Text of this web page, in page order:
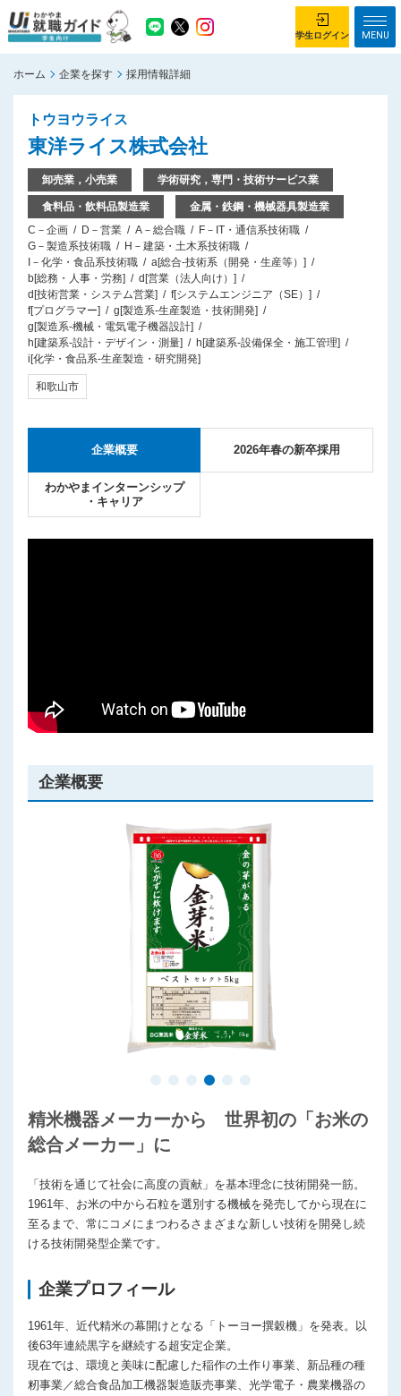
ホーム
がっつり就業体験コース ちょこっと仕事体験コース
イベント情報 はじめて利用する方へ
お知らせ
総合トップページ
がっつり就業体験コース トップ
ちょこっと仕事体験コース トップ
お問い合わせ
サイトマップ
利用規約
学生ログイン MENU
ホーム 企業を探す 採用情報詳細
トウヨウライス
東洋ライス株式会社
卸売業，小売業 学術研究，専門・技術サービス業
食料品・飲料品製造業
金属・鉄鋼・機械器具製造業
C－企画
D－営業 A－総合職
F－IT・通信系技術職
G－製造系技術職
H－建築・土木系技術職
I－化学・食品系技術職
a[総合-技術系（開発・生産等）]
b[総務・人事・労務]
d[営業（法人向け）]
d[技術営業・システム営業]
f[システムエンジニア（SE）]
f[プログラマー]
g[製造系-生産製造・技術開発]
g[製造系-機械・電気電子機器設計]
h[建築系-設計・デザイン・測量]
h[建築系-設備保全・施工管理]
i[化学・食品系-生産製造・研究開発]
和歌山市
企業概要 2026年春の新卒採用
わかやまインターンシップ
・キャリア
企業概要
精米機器メーカーから 世界初の「お米の
総合メーカー」に
「技術を通じて社会に高度の貢献」を基本理念に技術開発一筋。
1961年、お米の中から石粒を選別する機械を発売してから現在に
至るまで、常にコメにまつわるさまざまな新しい技術を開発し続
ける技術開発型企業です。
企業プロフィール
1961年、近代精米の幕開けとなる「トーヨー撰穀機」を発表。以
後63年連続黒字を継続する超安定企業。
現在では、環境と美味に配慮した稲作の土作り事業、新品種の種
籾事業／総合食品加工機器製造販売事業、光学電子・農業機器の